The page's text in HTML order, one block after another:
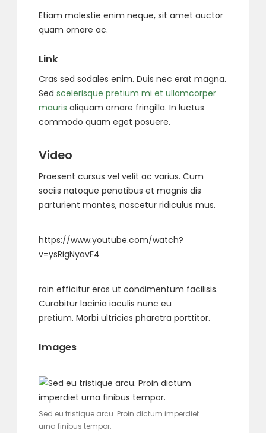
Etiam molestie enim neque, sit amet auctor
quam ornare ac.
Link
Cras sed sodales enim. Duis nec erat magna.
Sedscelerisque pretium mi et ullamcorper
mauris aliquam ornare fringilla. In luctus
commodo quam eget posuere.
Video
Praesent cursus vel velit ac varius. Cum
sociis natoque penatibus et magnis dis
parturient montes, nascetur ridiculus mus.
https://www.youtube.com/watch?
v=ysRigNyavF4
roin efficitur eros ut condimentum facilisis.
Curabitur lacinia iaculis nunc eu
pretium. Morbi ultricies pharetra porttitor.
Images
Sed eu tristique arcu. Proin dictum imperdiet
urna finibus tempor.